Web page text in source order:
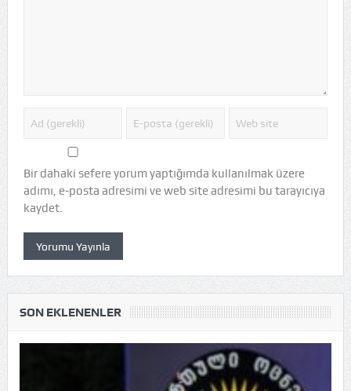
Bir dahaki sefere yorum yaptığımda kullanılmak üzere
adımı, e-posta adresimi ve web site adresimi bu tarayıcıya
kaydet.
SON EKLENENLER